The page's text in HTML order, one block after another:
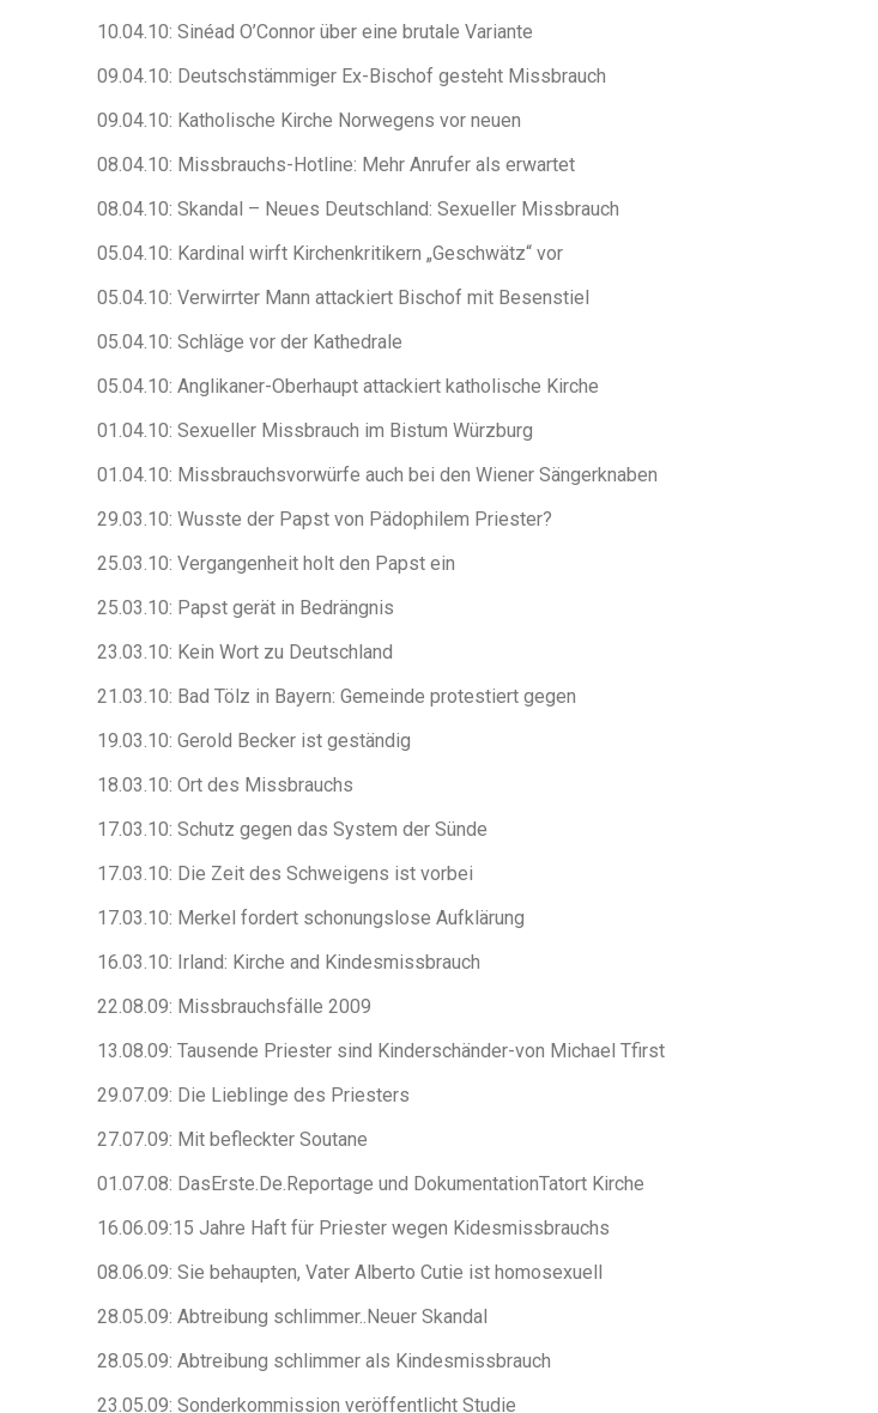
10.04.10: Sinéad O’Connor über eine brutale Variante
09.04.10: Deutschstämmiger Ex-Bischof gesteht Missbrauch
09.04.10: Katholische Kirche Norwegens vor neuen
08.04.10: Missbrauchs-Hotline: Mehr Anrufer als erwartet
08.04.10: Skandal – Neues Deutschland: Sexueller Missbrauch
05.04.10: Kardinal wirft Kirchenkritikern „Geschwätz“ vor
05.04.10: Verwirrter Mann attackiert Bischof mit Besenstiel
05.04.10: Schläge vor der Kathedrale
05.04.10: Anglikaner-Oberhaupt attackiert katholische Kirche
01.04.10: Sexueller Missbrauch im Bistum Würzburg
01.04.10: Missbrauchsvorwürfe auch bei den Wiener Sängerknaben
29.03.10: Wusste der Papst von Pädophilem Priester?
25.03.10: Vergangenheit holt den Papst ein
25.03.10: Papst gerät in Bedrängnis
23.03.10: Kein Wort zu Deutschland
21.03.10: Bad Tölz in Bayern: Gemeinde protestiert gegen
19.03.10: Gerold Becker ist geständig
18.03.10: Ort des Missbrauchs
17.03.10: Schutz gegen das System der Sünde
17.03.10: Die Zeit des Schweigens ist vorbei
17.03.10: Merkel fordert schonungslose Aufklärung
16.03.10: Irland: Kirche and Kindesmissbrauch
22.08.09: Missbrauchsfälle 2009
13.08.09: Tausende Priester sind Kinderschänder-von Michael Tfirst
29.07.09: Die Lieblinge des Priesters
27.07.09: Mit befleckter Soutane
01.07.08: DasErste.De.Reportage und DokumentationTatort Kirche
16.06.09:15 Jahre Haft für Priester wegen Kidesmissbrauchs
08.06.09: Sie behaupten, Vater Alberto Cutie ist homosexuell
28.05.09: Abtreibung schlimmer..Neuer Skandal
28.05.09: Abtreibung schlimmer als Kindesmissbrauch
23.05.09: Sonderkommission veröffentlicht Studie